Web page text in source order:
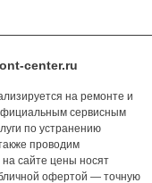
center.ru
на ремонте и
сервисным
по устранению
проводим
на сайте цены носят
офертой — точную